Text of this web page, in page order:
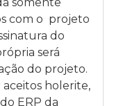
com o projeto
do
será
do projeto.
holerite,
ERP da